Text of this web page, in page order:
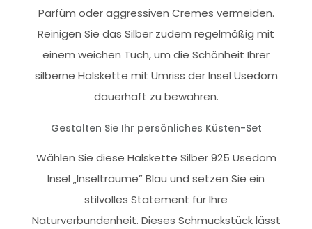
Parfüm oder aggressiven Cremes vermeiden.
Reinigen Sie das Silber zudem regelmäßig mit
einem weichen Tuch, um die Schönheit Ihrer
silberne Halskette mit Umriss der Insel Usedom
dauerhaft zu bewahren.
Gestalten Sie Ihr persönliches Küsten-Set
Wählen Sie diese Halskette Silber 925 Usedom
Insel „Inselträume” Blau und setzen Sie ein
stilvolles Statement für Ihre
Naturverbundenheit. Dieses Schmuckstück lässt